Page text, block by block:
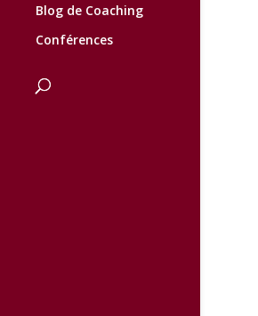
Blog de Coaching
Conférences